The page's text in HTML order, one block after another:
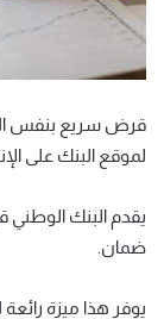
قرض سريع بنفس
لموقع البنك على
يقدم البنك
ضمان.
يوفر هذا ميزة